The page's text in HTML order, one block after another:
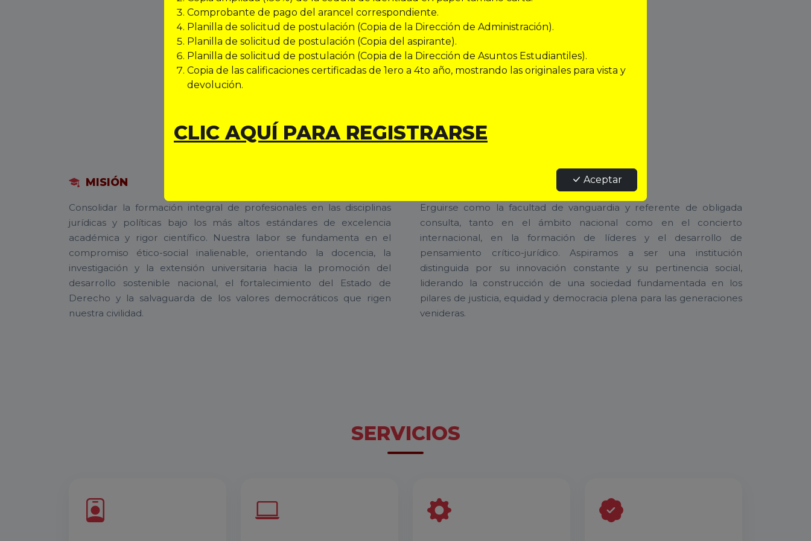
Ver todas las noticias
MISIÓN
Consolidar la formación integral de profesionales en las disciplinas
jurídicas y políticas bajo los más altos estándares de excelencia
académica y rigor científico. Nuestra labor se fundamenta en el
compromiso ético-social inalienable, orientando la docencia, la
investigación y la extensión universitaria hacia la promoción del
desarrollo sostenible nacional, el fortalecimiento del Estado de
Derecho y la salvaguarda de los valores democráticos que rigen
nuestra civilidad.
Erguirse como la facultad de vanguardia y referente de obligada
consulta, tanto en el ámbito nacional como en el concierto
internacional, en la formación de líderes y el desarrollo de
pensamiento crítico-jurídico. Aspiramos a ser una institución
distinguida por su innovación constante y su pertinencia social,
liderando la construcción de una sociedad fundamentada en los
pilares de justicia, equidad y democracia plena para las generaciones
venideras.
SERVICIOS
Comprobante de pago del arancel correspondiente.
Planilla de solicitud de postulación (Copia de la Dirección de Administración).
Planilla de solicitud de postulación (Copia del aspirante).
Planilla de solicitud de postulación (Copia de la Dirección de Asuntos Estudiantiles).
Copia de las calificaciones certificadas de 1ero a 4to año, mostrando las originales para vista y
devolución.
CLIC AQUÍ PARA REGISTRARSE
Aceptar